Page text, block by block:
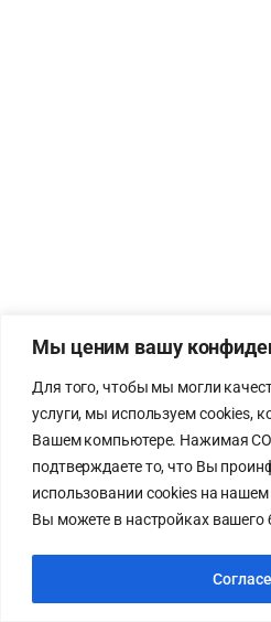
Мы ценим вашу
Для того, чтобы мы могли
услуги, мы используем cookies,
Вашем компьютере. Нажимая
подтверждаете то, что Вы
использовании cookies на
Вы можете в настройках вашего